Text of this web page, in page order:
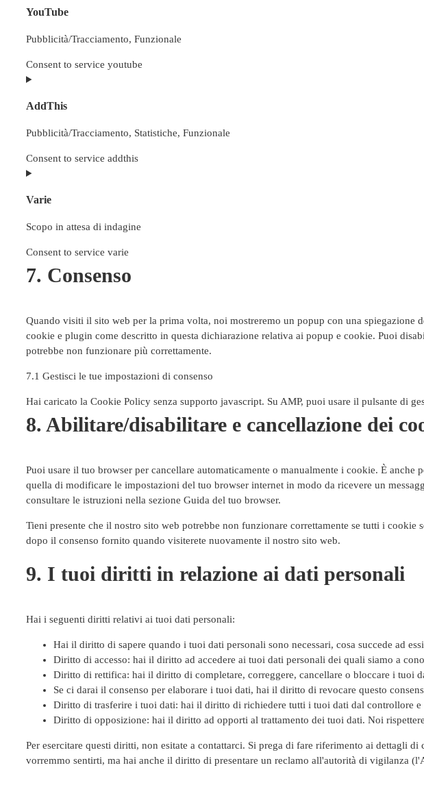
YouTube
Pubblicità/Tracciamento, Funzionale
Consent to service youtube
AddThis
Pubblicità/Tracciamento, Statistiche, Funzionale
Consent to service addthis
Varie
Scopo in attesa di indagine
Consent to service varie
7. Consenso
Quando visiti il sito web per la prima volta, noi mostreremo un popup con una
cookie e plugin come descritto in questa dichiarazione relativa ai popup e cookie. Puoi
potrebbe non funzionare più correttamente.
7.1 Gestisci le tue impostazioni di consenso
Hai caricato la Cookie Policy senza supporto javascript. Su AMP, puoi usare il pulsante di
8. Abilitare/disabilitare e cancellazione dei
Puoi usare il tuo browser per cancellare automaticamente o manualmente i cookie. È
quella di modificare le impostazioni del tuo browser internet in modo da ricevere un
consultare le istruzioni nella sezione Guida del tuo browser.
Tieni presente che il nostro sito web potrebbe non funzionare correttamente se tutti i
dopo il consenso fornito quando visiterete nuovamente il nostro sito web.
9. I tuoi diritti in relazione ai dati personali
Hai i seguenti diritti relativi ai tuoi dati personali:
Hai il diritto di sapere quando i tuoi dati personali sono necessari, cosa succede ad
Diritto di accesso: hai il diritto ad accedere ai tuoi dati personali dei quali siamo a
Diritto di rettifica: hai il diritto di completare, correggere, cancellare o bloccare i tuoi
Se ci darai il consenso per elaborare i tuoi dati, hai il diritto di revocare questo
Diritto di trasferire i tuoi dati: hai il diritto di richiedere tutti i tuoi dati dal controllore
Diritto di opposizione: hai il diritto ad opporti al trattamento dei tuoi dati. Noi
Per esercitare questi diritti, non esitate a contattarci. Si prega di fare riferimento ai dettagli
vorremmo sentirti, ma hai anche il diritto di presentare un reclamo all'autorità di vigilanza